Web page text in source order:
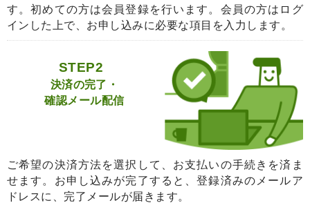
す。初めての方は会員登録を行います。会員の方はログ
インした上で、お申し込みに必要な項目を入力します。
STEP2
決済の完了・
確認メール配信
ご希望の決済方法を選択して、お支払いの手続きを済ま
せます。お申し込みが完了すると、登録済みのメールア
ドレスに、完了メールが届きます。